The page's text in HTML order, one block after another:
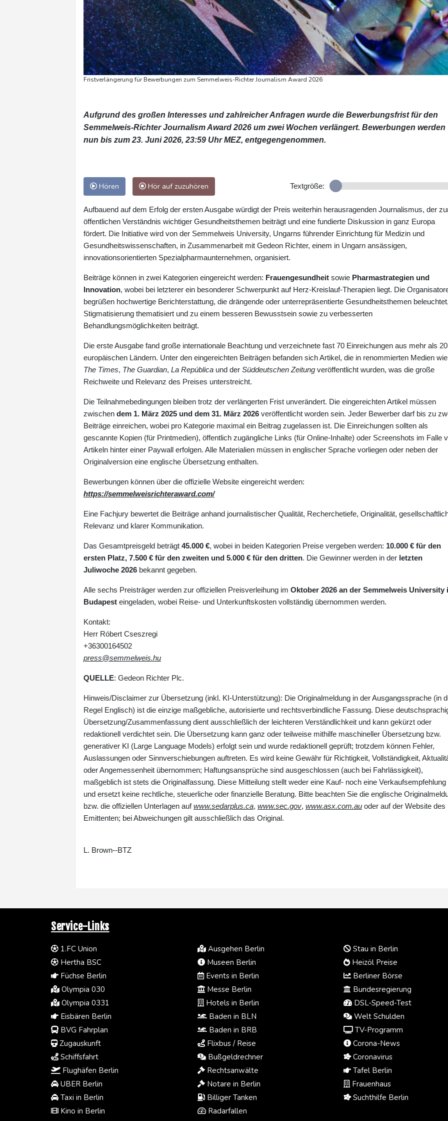
Fristverlängerung für Bewerbungen zum Semmelweis-Richter Journalism Award 2026
Aufgrund des großen Interesses und zahlreicher Anfragen wurde die Bewerbungsfrist für den
Semmelweis-Richter Journalism Award 2026 um zwei Wochen verlängert. Bewerbungen werden
nun bis zum 23. Juni 2026, 23:59 Uhr MEZ, entgegengenommen.
Hören Hör auf zuzuhören Textgröße:
Aufbauend auf dem Erfolg der ersten Ausgabe würdigt der Preis weiterhin herausragenden Journalismus, der
öffentlichen Verständnis wichtiger Gesundheitsthemen beiträgt und eine fundierte Diskussion in ganz Europa
fördert. Die Initiative wird von der Semmelweis University, Ungarns führender Einrichtung für Medizin und
Gesundheitswissenschaften, in Zusammenarbeit mit Gedeon Richter, einem in Ungarn ansässigen,
innovationsorientierten Spezialpharmaunternehmen, organisiert.
Beiträge können in zwei Kategorien eingereicht werden: Frauengesundheit sowie Pharmastrategien und
Innovation, wobei bei letzterer ein besonderer Schwerpunkt auf Herz-Kreislauf-Therapien liegt. Die
begrüßen hochwertige Berichterstattung, die drängende oder unterrepräsentierte Gesundheitsthemen beleuchtet,
Stigmatisierung thematisiert und zu einem besseren Bewusstsein sowie zu verbesserten
Behandlungsmöglichkeiten beiträgt.
Die erste Ausgabe fand große internationale Beachtung und verzeichnete fast 70 Einreichungen aus mehr als 20
europäischen Ländern. Unter den eingereichten Beiträgen befanden sich Artikel, die in renommierten Medien wie
The Times, The Guardian, La República und der Süddeutschen Zeitung veröffentlicht wurden, was die große
Reichweite und Relevanz des Preises unterstreicht.
Die Teilnahmebedingungen bleiben trotz der verlängerten Frist unverändert. Die eingereichten Artikel müssen
zwischen dem 1. März 2025 und dem 31. März 2026 veröffentlicht worden sein. Jeder Bewerber darf bis zu
Beiträge einreichen, wobei pro Kategorie maximal ein Beitrag zugelassen ist. Die Einreichungen sollten als
gescannte Kopien (für Printmedien), öffentlich zugängliche Links (für Online-Inhalte) oder Screenshots im Falle
Artikeln hinter einer Paywall erfolgen. Alle Materialien müssen in englischer Sprache vorliegen oder neben der
Originalversion eine englische Übersetzung enthalten.
Bewerbungen können über die offizielle Website eingereicht werden:
https://semmelweisrichteraward.com/
Eine Fachjury bewertet die Beiträge anhand journalistischer Qualität, Recherchetiefe, Originalität,
Relevanz und klarer Kommunikation.
Das Gesamtpreisgeld beträgt 45.000 €, wobei in beiden Kategorien Preise vergeben werden: 10.000 € für den
ersten Platz, 7.500 € für den zweiten und 5.000 € für den dritten. Die Gewinner werden in der letzten
Juliwoche 2026 bekannt gegeben.
Alle sechs Preisträger werden zur offiziellen Preisverleihung im Oktober 2026 an der Semmelweis University
Budapest eingeladen, wobei Reise- und Unterkunftskosten vollständig übernommen werden.
Kontakt:
Herr Róbert Cseszregi
+36300164502
press@semmelweis.hu
QUELLE: Gedeon Richter Plc.
Hinweis/Disclaimer zur Übersetzung (inkl. KI-Unterstützung): Die Originalmeldung in der Ausgangssprache (in
Regel Englisch) ist die einzige maßgebliche, autorisierte und rechtsverbindliche Fassung. Diese
Übersetzung/Zusammenfassung dient ausschließlich der leichteren Verständlichkeit und kann gekürzt oder
redaktionell verdichtet sein. Die Übersetzung kann ganz oder teilweise mithilfe maschineller Übersetzung bzw.
generativer KI (Large Language Models) erfolgt sein und wurde redaktionell geprüft; trotzdem können Fehler,
Auslassungen oder Sinnverschiebungen auftreten. Es wird keine Gewähr für Richtigkeit, Vollständigkeit,
oder Angemessenheit übernommen; Haftungsansprüche sind ausgeschlossen (auch bei Fahrlässigkeit),
maßgeblich ist stets die Originalfassung. Diese Mitteilung stellt weder eine Kauf- noch eine Verkaufsempfehlung
und ersetzt keine rechtliche, steuerliche oder finanzielle Beratung. Bitte beachten Sie die englische
bzw. die offiziellen Unterlagen aufwww.sedarplus.ca, www.sec.gov, www.asx.com.au oder auf der Website des
Emittenten; bei Abweichungen gilt ausschließlich das Original.
L. Brown--BTZ
Service-Links
1.FC Union
Hertha BSC
Füchse Berlin
Olympia 030
Olympia 0331
Eisbären Berlin
BVG Fahrplan
Zugauskunft
Schiffsfahrt
Flughäfen Berlin
UBER Berlin
Taxi in Berlin
Kino in Berlin
Ausgehen Berlin
Museen Berlin
Events in Berlin
Messe Berlin
Hotels in Berlin
Baden in BLN
Baden in BRB
Flixbus / Reise
Bußgeldrechner
Rechtsanwälte
Notare in Berlin
Billiger Tanken
Radarfallen
Stau in Berlin
Heizöl Preise
Berliner Börse
Bundesregierung
DSL-Speed-Test
Welt Schulden
TV-Programm
Corona-News
Coronavirus
Tafel Berlin
Frauenhaus
Suchthilfe Berlin